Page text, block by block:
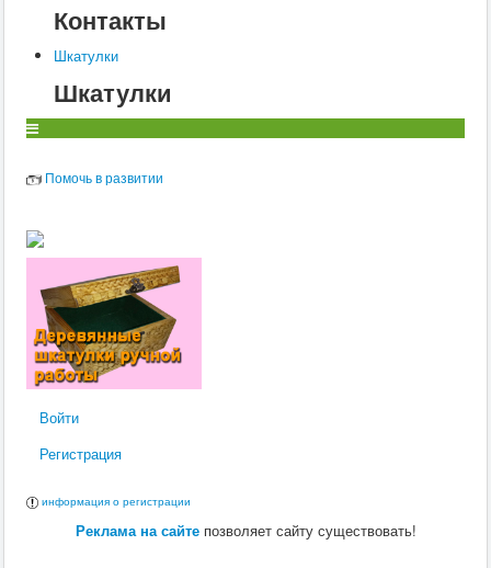
Контакты
Шкатулки
Шкатулки
Помочь в развитии
Войти
Регистрация
информация о регистрации
Реклама на сайтепозволяет сайту существовать!